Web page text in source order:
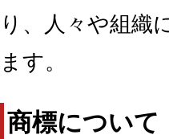
り、人々や組織
ます。
商標について